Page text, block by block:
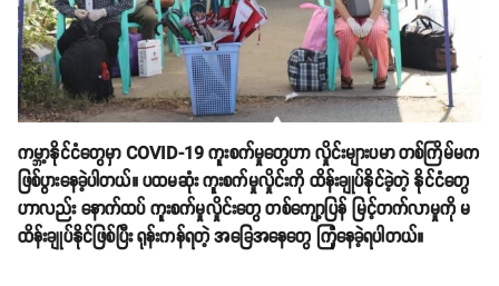
ကမ္ဘာ့နိုင်ငံတွေမှာ COVID-19 ကူးစက်မှုတွေဟာ လှိုင်းများပမာ တစ်ကြိမ်မက
ဖြစ်ပွားနေခဲ့ပါတယ်။ ပထမဆုံး ကူးစက်မှုလှိုင်းကို ထိန်းချုပ်နိုင်ခဲ့တဲ့ နိုင်ငံတွေ
ဟာလည်း နောက်ထပ် ကူးစက်မှုလှိုင်းတွေ တစ်ကျော့ပြန် မြင့်တက်လာမှုကို မ
ထိန်းချုပ်နိုင်ဖြစ်ပြီး ရုန်းကန်ရတဲ့ အခြေအနေတွေ ကြုံနေခဲ့ရပါတယ်။